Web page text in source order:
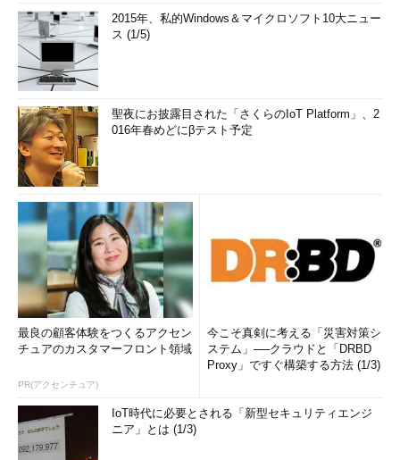
2015年、私的Windows＆マイクロソフト10大ニュー
ス (1/5)
聖夜にお披露目された「さくらのIoT Platform」、2
016年春めどにβテスト予定
最良の顧客体験をつくるアクセン
チュアのカスタマーフロント領域
PR(アクセンチュア)
今こそ真剣に考える「災害対策シ
ステム」──クラウドと「DRBD
Proxy」ですぐ構築する方法 (1/3)
IoT時代に必要とされる「新型セキュリティエンジ
ニア」とは (1/3)